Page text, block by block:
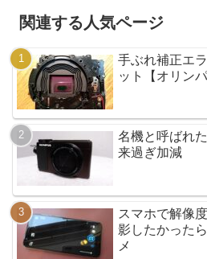
関連する人気ページ
手ぶれ補正エ
ット【オリン
名機と呼ばれ
来過ぎ加減
スマホで解像
影したかった
メ